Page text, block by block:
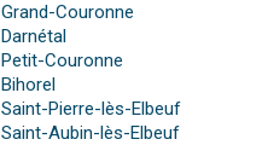
Grand-Couronne
Darnétal
Petit-Couronne
Bihorel
Saint-Pierre-lès-Elbeuf
Saint-Aubin-lès-Elbeuf